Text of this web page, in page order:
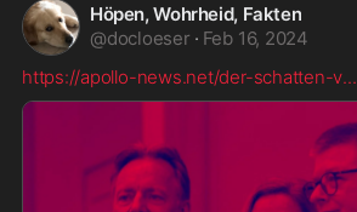
Höpen, Wohrheid, Fakten
@docloeser · Feb 16, 2024
https://apollo-news.net/der-schatten-v...